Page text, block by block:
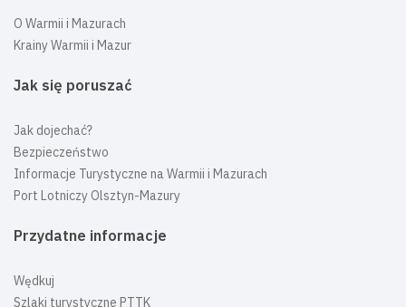
O Warmii i Mazurach
Krainy Warmii i Mazur
Jak się poruszać
Jak dojechać?
Bezpieczeństwo
Informacje Turystyczne na Warmii i Mazurach
Port Lotniczy Olsztyn-Mazury
Przydatne informacje
Wędkuj
Szlaki turystyczne PTTK